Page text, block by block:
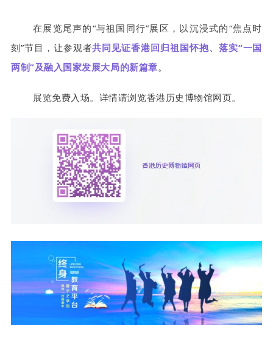
在展览尾声的“与祖国同行”展区，以沉浸式的“焦点时
刻”节目，让参观者共同见证香港回归祖国怀抱、落实“一国
两制”及融入国家发展大局的新篇章。
展览免费入场。详情请浏览香港历史博物馆网页。